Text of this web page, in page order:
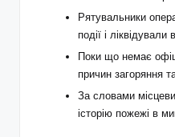
Рятувальники
події і ліквідували
Поки що немає
причин загоряння
За словами
історію пожежі в